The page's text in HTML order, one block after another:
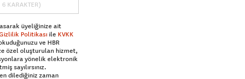
üyeliğinize ait
Politikası ile KVKK
ve HBR
özel oluşturulan hizmet,
yönelik elektronik
sayılırsınız.
dilediğiniz zaman